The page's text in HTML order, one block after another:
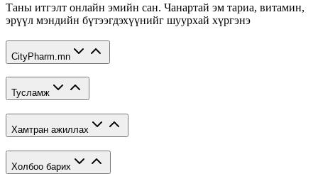
Таны итгэлт онлайн эмийн сан. Чанартай эм тариа, витамин,
эрүүл мэндийн бүтээгдэхүүнийг шуурхай хүргэнэ
CityPharm.mn
Тусламж
Хамтран ажиллах
Холбоо барих